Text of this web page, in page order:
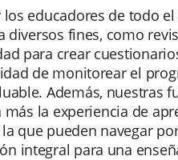
educadores de todo
fines, como
para crear
de monitorear el
Además, nuestras
la experiencia de
que pueden navegar
integral para una